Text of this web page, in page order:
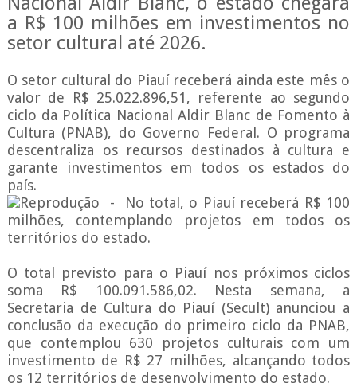
a R$ 100 milhões em investimentos no
setor cultural até 2026.
O setor cultural do Piauí receberá ainda este mês o
valor de R$ 25.022.896,51, referente ao segundo
ciclo da Política Nacional Aldir Blanc de Fomento à
Cultura (PNAB), do Governo Federal. O programa
descentraliza os recursos destinados à cultura e
garante investimentos em todos os estados do
país.
Reprodução - No total, o Piauí receberá R$ 100
milhões, contemplando projetos em todos os
territórios do estado.
O total previsto para o Piauí nos próximos ciclos
soma R$ 100.091.586,02. Nesta semana, a
Secretaria de Cultura do Piauí (Secult) anunciou a
conclusão da execução do primeiro ciclo da PNAB,
que contemplou 630 projetos culturais com um
investimento de R$ 27 milhões, alcançando todos
os 12 territórios de desenvolvimento do estado.